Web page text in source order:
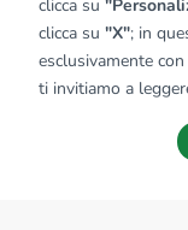
clicca su
clicca su "X"; in
esclusivamente
ti invitiamo a